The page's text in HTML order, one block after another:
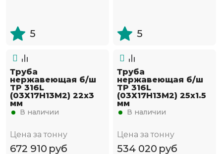
5 5
Труба
нержавеющая б/ш
TP 316L
(03Х17Н13М2) 22х3
мм
В наличии
Цена за тонну
672 910 руб
Труба
нержавеющая б/ш
TP 316L
(03Х17Н13М2) 25х1.5
мм
В наличии
Цена за тонну
534 020 руб